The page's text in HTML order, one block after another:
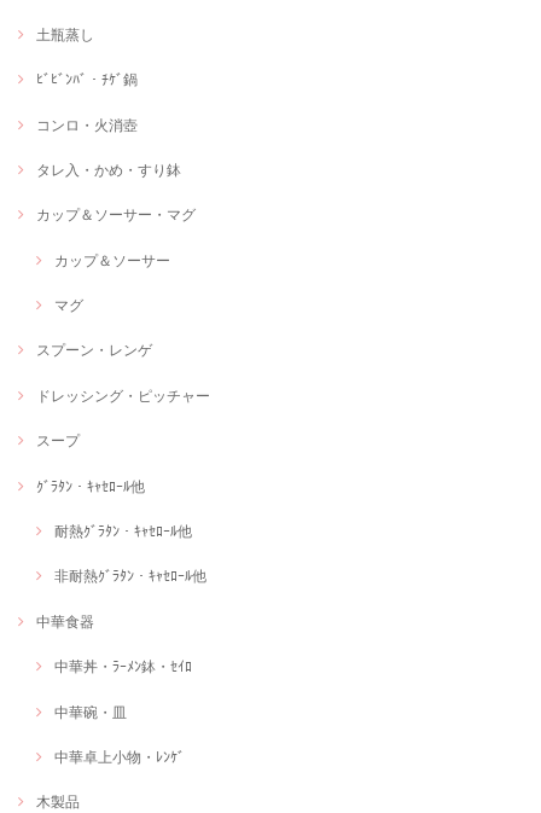
土瓶蒸し
ﾋﾞﾋﾞﾝﾊﾞ・ﾁｹﾞ鍋
コンロ・火消壺
タレ入・かめ・すり鉢
カップ＆ソーサー・マグ
カップ＆ソーサー
マグ
スプーン・レンゲ
ドレッシング・ピッチャー
スープ
ｸﾞﾗﾀﾝ・ｷｬｾﾛｰﾙ他
耐熱ｸﾞﾗﾀﾝ・ｷｬｾﾛｰﾙ他
非耐熱ｸﾞﾗﾀﾝ・ｷｬｾﾛｰﾙ他
中華食器
中華丼・ﾗｰﾒﾝ鉢・ｾｲﾛ
中華碗・皿
中華卓上小物・ﾚﾝｹﾞ
木製品